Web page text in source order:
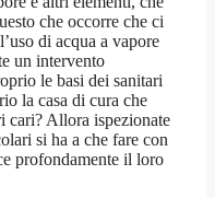
che occorre che ci
di acqua a vapore
un intervento
le basi dei sanitari
la casa di cura che
cari? Allora ispezionate
si ha a che fare con
profondamente il loro